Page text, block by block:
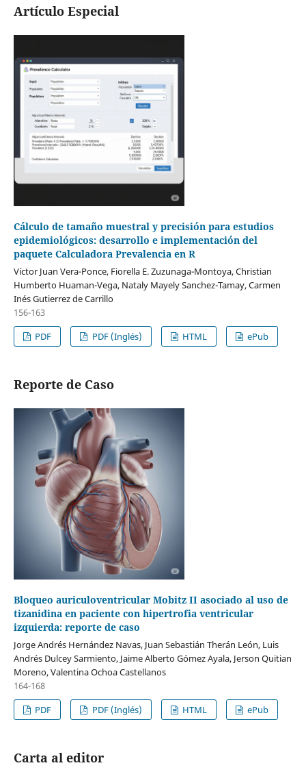
Artículo Especial
Cálculo de tamaño muestral y precisión para estudios
epidemiológicos: desarrollo e implementación del
paquete Calculadora Prevalencia en R
Víctor Juan Vera-Ponce, Fiorella E. Zuzunaga-Montoya, Christian
Humberto Huaman-Vega, Nataly Mayely Sanchez-Tamay, Carmen
Inés Gutierrez de Carrillo
156-163
PDF
PDF (Inglés) HTML ePub
Reporte de Caso
Bloqueo auriculoventricular Mobitz II asociado al uso de
tizanidina en paciente con hipertrofia ventricular
izquierda: reporte de caso
Jorge Andrés Hernández Navas, Juan Sebastián Therán León, Luis
Andrés Dulcey Sarmiento, Jaime Alberto Gómez Ayala, Jerson Quitian
Moreno, Valentina Ochoa Castellanos
164-168
PDF
PDF (Inglés) HTML ePub
Carta al editor